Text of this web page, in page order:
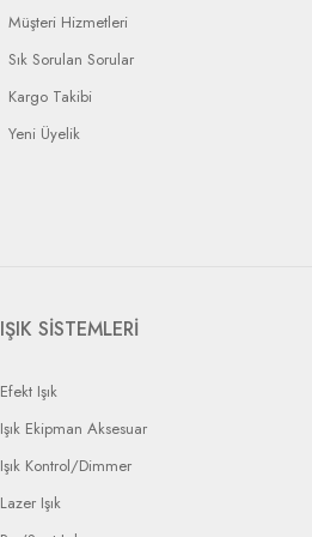
Müşteri Hizmetleri
Sık Sorulan Sorular
Kargo Takibi
Yeni Üyelik
IŞIK SİSTEMLERİ
Efekt Işık
Işık Ekipman Aksesuar
Işık Kontrol/Dimmer
Lazer Işık